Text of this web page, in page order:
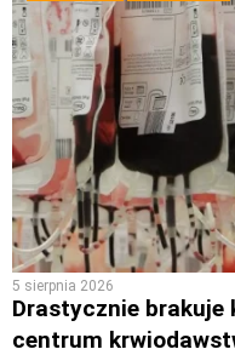
5 sierpnia 2026
Drastycznie brakuje
centrum